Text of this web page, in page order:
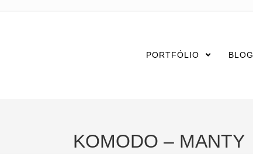
PORTFÓLIO BLOG
KOMODO – MANTY